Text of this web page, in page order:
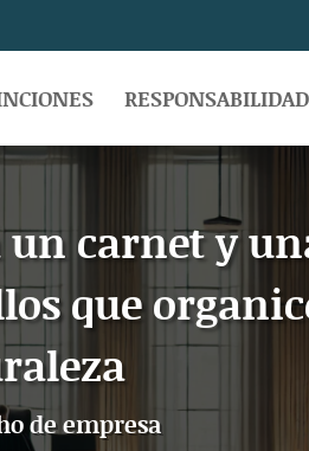
un carnet y
que
de empresa